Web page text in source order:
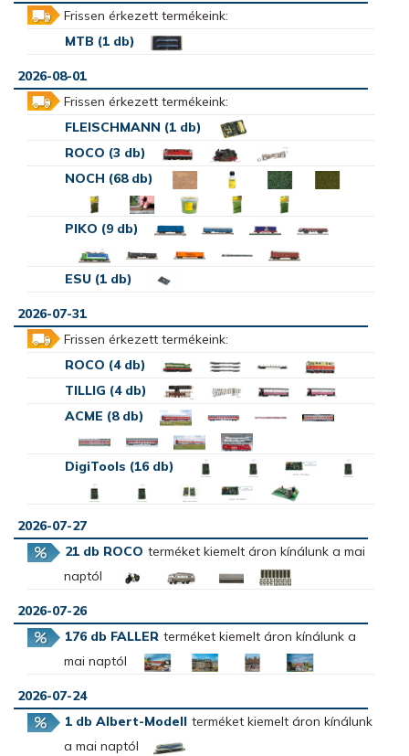
Frissen érkezett termékeink:
MTB (1 db)
2026-08-01
Frissen érkezett termékeink:
FLEISCHMANN (1 db)
ROCO (3 db)
NOCH (68 db)
PIKO (9 db)
ESU (1 db)
2026-07-31
Frissen érkezett termékeink:
ROCO (4 db)
TILLIG (4 db)
ACME (8 db)
DigiTools (16 db)
2026-07-27
21 db ROCO terméket kiemelt áron kínálunk a mai
naptól
2026-07-26
176 db FALLER terméket kiemelt áron kínálunk a
mai naptól
2026-07-24
1 db Albert-Modell terméket kiemelt áron kínálunk
a mai naptól